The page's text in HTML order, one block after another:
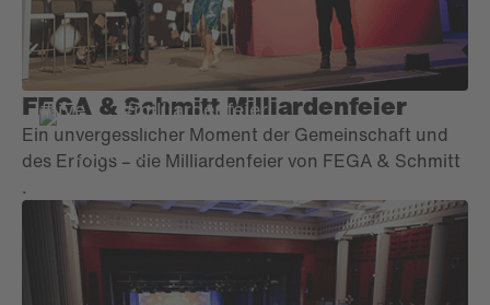
#live #milliardenfeier
FEGA & Schmitt Milliardenfeier
Ein unvergesslicher Moment der Gemeinschaft und
des Erfolgs – die Milliardenfeier von FEGA & Schmitt
.